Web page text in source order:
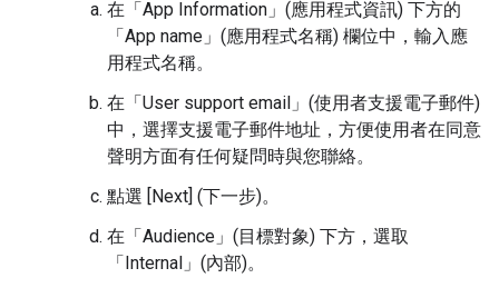
在「App Information」(應用程式資訊) 下方的
「App name」(應用程式名稱) 欄位中，輸入應
用程式名稱。
在「User support email」(使用者支援電子郵件)
中，選擇支援電子郵件地址，方便使用者在同意
聲明方面有任何疑問時與您聯絡。
點選 [Next] (下一步)。
在「Audience」(目標對象) 下方，選取
「Internal」(內部)。